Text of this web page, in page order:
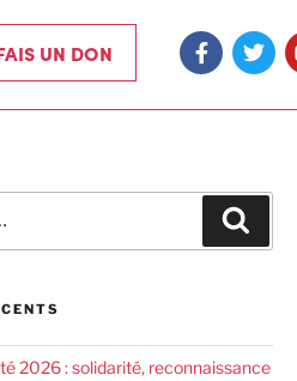
UN DON
2026 : solidarité, reconnaissance